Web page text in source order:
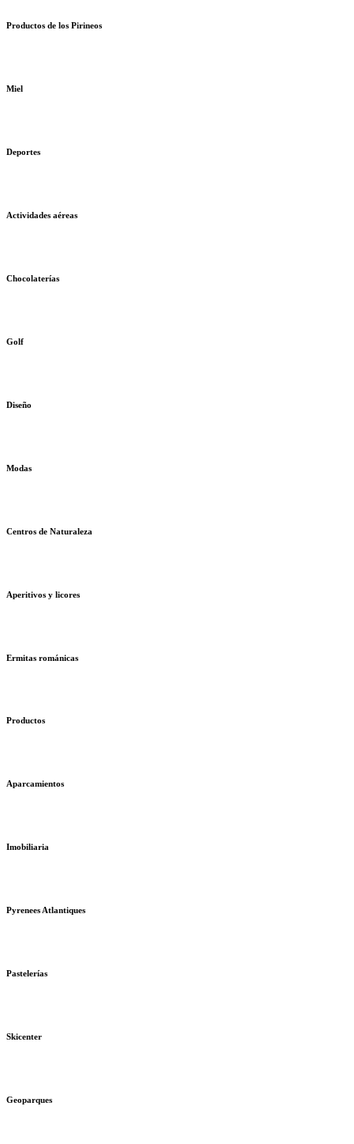
Productos de los Pirineos
Miel
Deportes
Actividades aéreas
Chocolaterías
Golf
Diseño
Modas
Centros de Naturaleza
Aperitivos y licores
Ermitas románicas
Productos
Aparcamientos
Imobiliaria
Pyrenees Atlantiques
Pastelerías
Skicenter
Geoparques